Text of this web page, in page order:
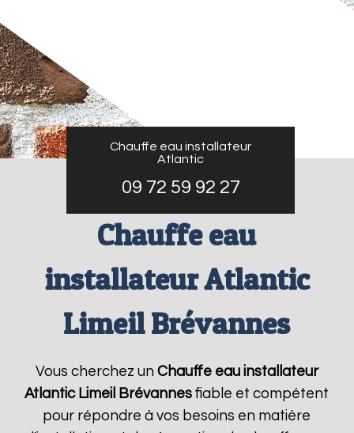
Chauffe eau installateur
Atlantic
09 72 59 92 27
Chauffe eau
installateur Atlantic
Limeil Brévannes
Vous cherchez un Chauffe eau installateur
Atlantic Limeil Brévannes fiable et compétent
pour répondre à vos besoins en matière